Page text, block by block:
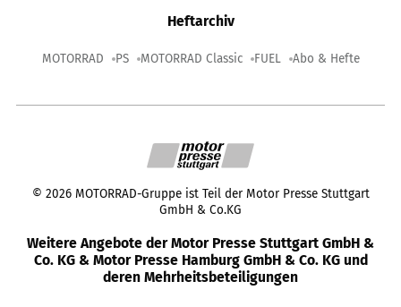
Heftarchiv
MOTORRAD PS MOTORRAD Classic FUEL Abo & Hefte
© 2026 MOTORRAD-Gruppe ist Teil der Motor Presse Stuttgart
GmbH & Co.KG
Weitere Angebote der Motor Presse Stuttgart GmbH &
Co. KG & Motor Presse Hamburg GmbH & Co. KG und
deren Mehrheitsbeteiligungen